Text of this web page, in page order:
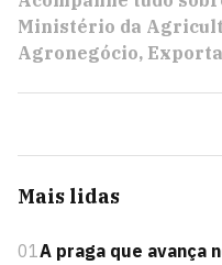
Ministério da
Agronegócio
Mais lidas
01A praga que avança